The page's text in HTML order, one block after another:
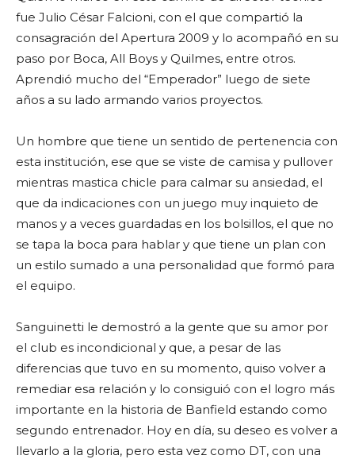
r
o
d
u
c
o
r
d
e
a
u
d
i
fue Julio César Falcioni, con el que compartió la
consagración del Apertura 2009 y lo acompañó en su
paso por Boca, All Boys y Quilmes, entre otros.
Aprendió mucho del “Emperador” luego de siete
años a su lado armando varios proyectos.
Un hombre que tiene un sentido de pertenencia con
esta institución, ese que se viste de camisa y pullover
mientras mastica chicle para calmar su ansiedad, el
que da indicaciones con un juego muy inquieto de
manos y a veces guardadas en los bolsillos, el que no
se tapa la boca para hablar y que tiene un plan con
un estilo sumado a una personalidad que formó para
el equipo.
Sanguinetti le demostró a la gente que su amor por
el club es incondicional y que, a pesar de las
diferencias que tuvo en su momento, quiso volver a
remediar esa relación y lo consiguió con el logro más
importante en la historia de Banfield estando como
segundo entrenador. Hoy en día, su deseo es volver a
llevarlo a la gloria, pero esta vez como DT, con una